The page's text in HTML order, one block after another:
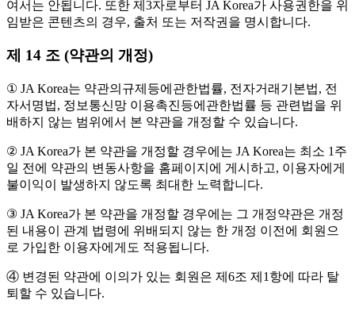
여서는 안됩니다. 또한 제3자로부터 JA Korea가 사용권한을 위
임받은 콘텐츠의 경우, 출처 또는 저작권을 명시합니다.
제 14 조 (약관의 개정)
① JA Korea는 약관의규제등에관한법률, 전자거래기본법, 전
자서명법, 정보통신망 이용촉진등에관한법률 등 관련법을 위
배하지 않는 범위에서 본 약관을 개정할 수 있습니다.
② JA Korea가 본 약관을 개정할 경우에는 JA Korea는 최소 1주
일 전에 약관의 변동사항을 홈페이지에 게시하고, 이용자에게
불이익이 발생하지 않도록 최대한 노력합니다.
③ JA Korea가 본 약관을 개정할 경우에는 그 개정약관은 개정
된 내용이 관계 법령에 위배되지 않는 한 개정 이전에 회원으
로 가입한 이용자에게도 적용됩니다.
④ 변경된 약관에 이의가 있는 회원은 제6조 제1항에 따라 탈
퇴할 수 있습니다.